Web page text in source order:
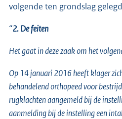
volgende ten grondslag
“2. De feiten
Het gaat in deze zaak om het
Op 14 januari 2016 heeft klager
behandelend orthopeed voor
rugklachten aangemeld bij de
aanmelding bij de instelling een